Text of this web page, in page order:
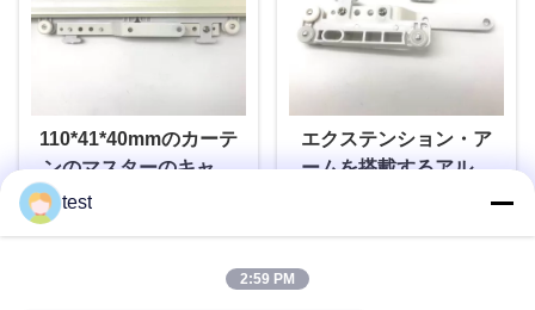
110*41*40mmのカーテ
ンのマスターのキャリ
最高 の 価格 を 入手 する
エクステンション・ア
ームを搭載するアルミ
test
2:59 PM